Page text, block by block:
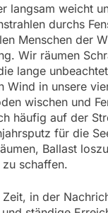
langsam weicht
durchs
Menschen der
Wir räumen
lange
Wind in unsere
wischen und
häufig auf der
für die
Ballast
schaffen.
in der